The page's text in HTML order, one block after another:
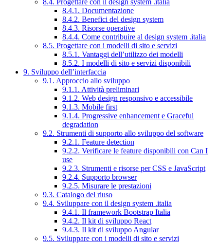
8.4. Progettare con il design system .italia
8.4.1. Documentazione
8.4.2. Benefici del design system
8.4.3. Risorse operative
8.4.4. Come contribuire al design system .italia
8.5. Progettare con i modelli di sito e servizi
8.5.1. Vantaggi dell’utilizzo dei modelli
8.5.2. I modelli di sito e servizi disponibili
9. Sviluppo dell’interfaccia
9.1. Approccio allo sviluppo
9.1.1. Attività preliminari
9.1.2. Web design responsivo e accessibile
9.1.3. Mobile first
9.1.4. Progressive enhancement e Graceful
degradation
9.2. Strumenti di supporto allo sviluppo del software
9.2.1. Feature detection
9.2.2. Verificare le feature disponibili con Can I
use
9.2.3. Strumenti e risorse per CSS e JavaScript
9.2.4. Supporto browser
9.2.5. Misurare le prestazioni
9.3. Catalogo del riuso
9.4. Sviluppare con il design system .italia
9.4.1. Il framework Bootstrap Italia
9.4.2. Il kit di sviluppo React
9.4.3. Il kit di sviluppo Angular
9.5. Sviluppare con i modelli di sito e servizi